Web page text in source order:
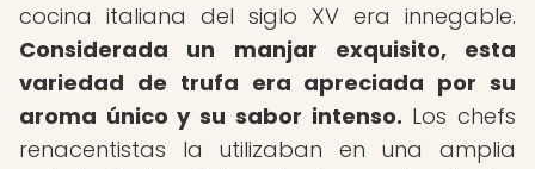
cocina italiana del siglo XV era innegable.
Considerada un manjar exquisito, esta
variedad de trufa era apreciada por su
aroma único y su sabor intenso. Los chefs
renacentistas la utilizaban en una amplia